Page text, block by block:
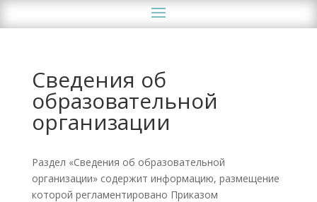
Сведения об
образовательной
организации
Раздел «Сведения об образовательной
организации» содержит информацию, размещение
которой регламентировано Приказом